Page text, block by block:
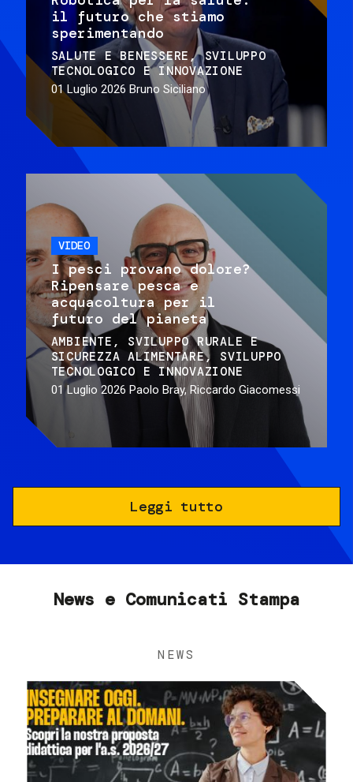
il futuro che stiamo
sperimentando
SALUTE E BENESSERE
SVILUPPO
TECNOLOGICO E INNOVAZIONE
01 Luglio 2026 Bruno Siciliano
VIDEO
I pesci provano dolore?
Ripensare pesca e
acquacoltura per il
futuro del pianeta
AMBIENTE
SVILUPPO RURALE E
SICUREZZA ALIMENTARE
SVILUPPO
TECNOLOGICO E INNOVAZIONE
01 Luglio 2026 Paolo Bray, Riccardo Giacomessi
Leggi tutto
News e Comunicati Stampa
NEWS